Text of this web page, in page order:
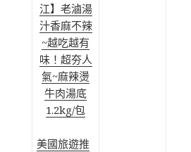
江】老滷湯
汁香麻不辣
~越吃越有
味！超夯人
氣~麻辣燙
牛肉湯底
1.2kg/包
美國旅遊推